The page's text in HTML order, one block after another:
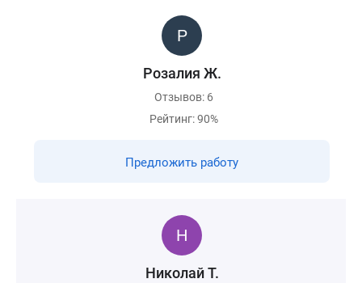
Розалия Ж.
Отзывов: 6
Рейтинг: 90%
Предложить работу
Николай Т.